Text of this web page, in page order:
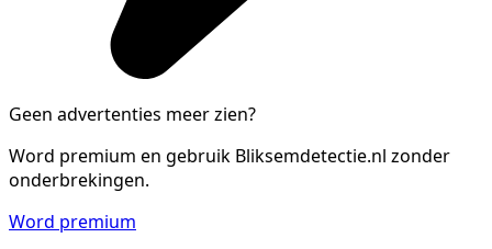
Geen advertenties meer zien?
Word premium en gebruik Bliksemdetectie.nl zonder
onderbrekingen.
Word premium